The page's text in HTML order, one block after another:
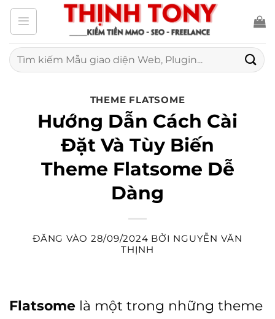
Bỏ
qua
nội
dung
Tìm
kiếm:
THEME FLATSOME
Hướng Dẫn Cách Cài
Đặt Và Tùy Biến
Theme Flatsome Dễ
Dàng
ĐĂNG VÀO 28/09/2024 BỞI NGUYỄN VĂN
THỊNH
Flatsome là một trong những theme